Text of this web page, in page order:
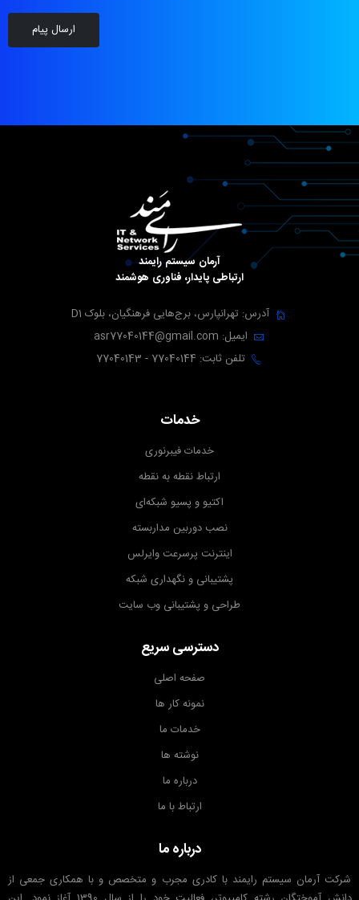
آرمان سیستم رایمند
ارتباطی پایدار، فناوری هوشمند
آدرس: تهرانپارس، برج‌هایی فرهنگیان، بلوک D1
ایمیل: asr77040144@gmail.com
تلفن ثابت: 77040144 - 77040143
خدمات
خدمات فیبرنوری
ارتباط نقطه به نقطه
اکتیو و پسیو شبکه‌ای
نصب دوربین مداربسته
اینترنت پرسرعت وایرلس
پشتیبانی و نگهداری شبکه
طراحی و پشتیبانی وب سایت
دسترسی سریع
صفحه اصلی
نمونه کار ها
خدمات ما
نوشته ها
درباره ما
ارتباط با ما
درباره ما
شرکت آرمان سیستم رایمند با کادری مجرب و متخصص و با همکاری جمعی از